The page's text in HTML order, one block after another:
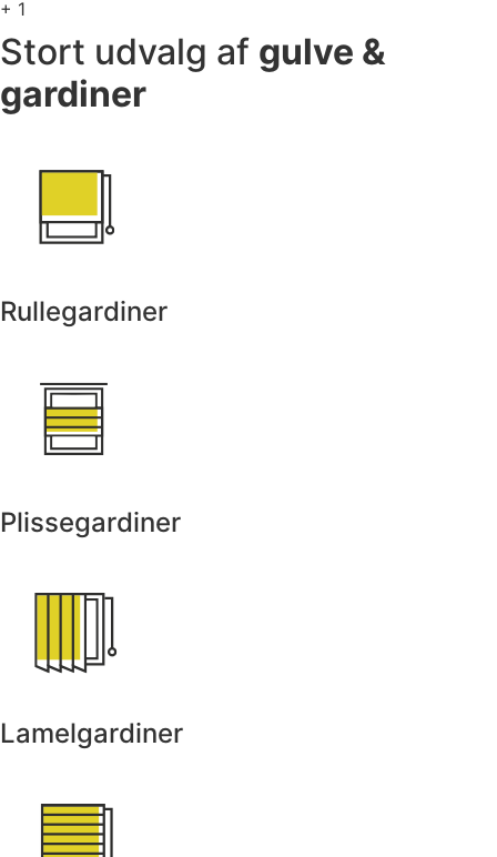
+ 1
Stort udvalg af gulve &
gardiner
Rullegardiner
Plissegardiner
Lamelgardiner